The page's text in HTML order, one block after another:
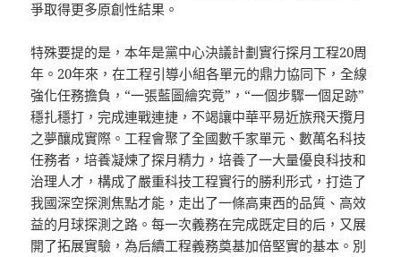
爭取得更多原創性結果。
特殊要提的是，本年是黨中心決議計劃實行探月工程20周
年。20年來，在工程引導小組各單元的鼎力協同下，全線
強化任務擔負，“一張藍圖繪究竟”，“一個步驟一個足跡”
穩扎穩打，完成連戰連捷，不竭讓中華平易近族飛天攬月
之夢釀成實際。工程會聚了全國數千家單元、數萬名科技
任務者，培養凝煉了探月精力，培養了一大量優良科技和
治理人才，構成了嚴重科技工程實行的勝利形式，打造了
我國深空探測焦點才能，走出了一條高東西的品質、高效
益的月球探測之路。每一次義務在完成既定目的后，又展
開了拓展實驗，為后續工程義務奠基加倍堅實的基本。別